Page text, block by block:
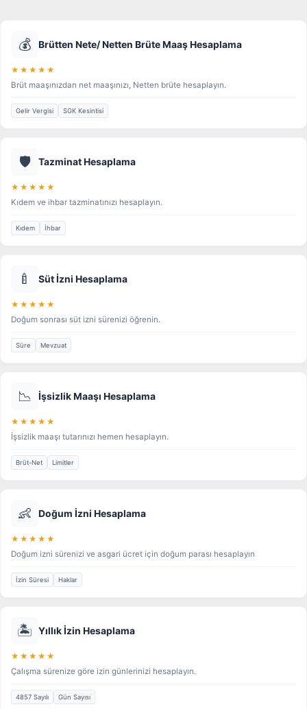
💰 Brütten Nete/ Netten Brüte Maaş Hesaplama
★★★★★
Brüt maaşınızdan net maaşınızı, Netten brüte hesaplayın.
Gelir Vergisi SGK Kesintisi
🛡️ Tazminat Hesaplama
★★★★★
Kıdem ve ihbar tazminatınızı hesaplayın.
Kıdem İhbar
🍼 Süt İzni Hesaplama
★★★★★
Doğum sonrası süt izni sürenizi öğrenin.
Süre Mevzuat
📉 İşsizlik Maaşı Hesaplama
★★★★★
İşsizlik maaşı tutarınızı hemen hesaplayın.
Brüt-Net Limitler
👶 Doğum İzni Hesaplama
★★★★★
Doğum izni sürenizi ve asgari ücret için doğum parası hesaplayın
İzin Süresi Haklar
🏝️ Yıllık İzin Hesaplama
★★★★★
Çalışma sürenize göre izin günlerinizi hesaplayın.
4857 Sayılı Gün Sayısı